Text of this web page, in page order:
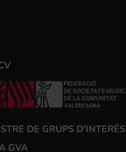
DE GRUPS D'INTERÉS
GVA